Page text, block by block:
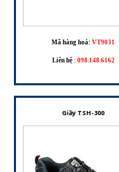
Mã hàng hoá: VT9031
Liên hệ : 098.148.6162
Giầy TSH-300